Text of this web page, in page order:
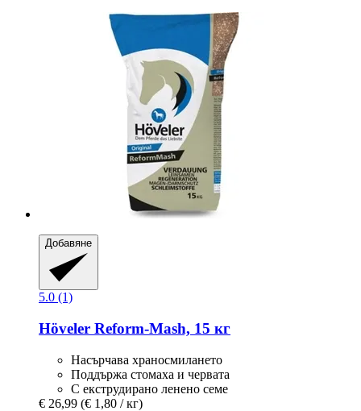
Добавяне
5.0 (1)
Höveler Reform-​Mash, 15 кг
Насърчава храносмилането
Поддържа стомаха и червата
С екструдирано ленено семе
€ 26,99 (€ 1,80 / кг)